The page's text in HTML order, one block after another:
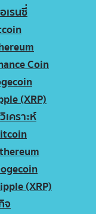
เรนซี่
Coin
(XRP)
เคราะห์
(XRP)
จ